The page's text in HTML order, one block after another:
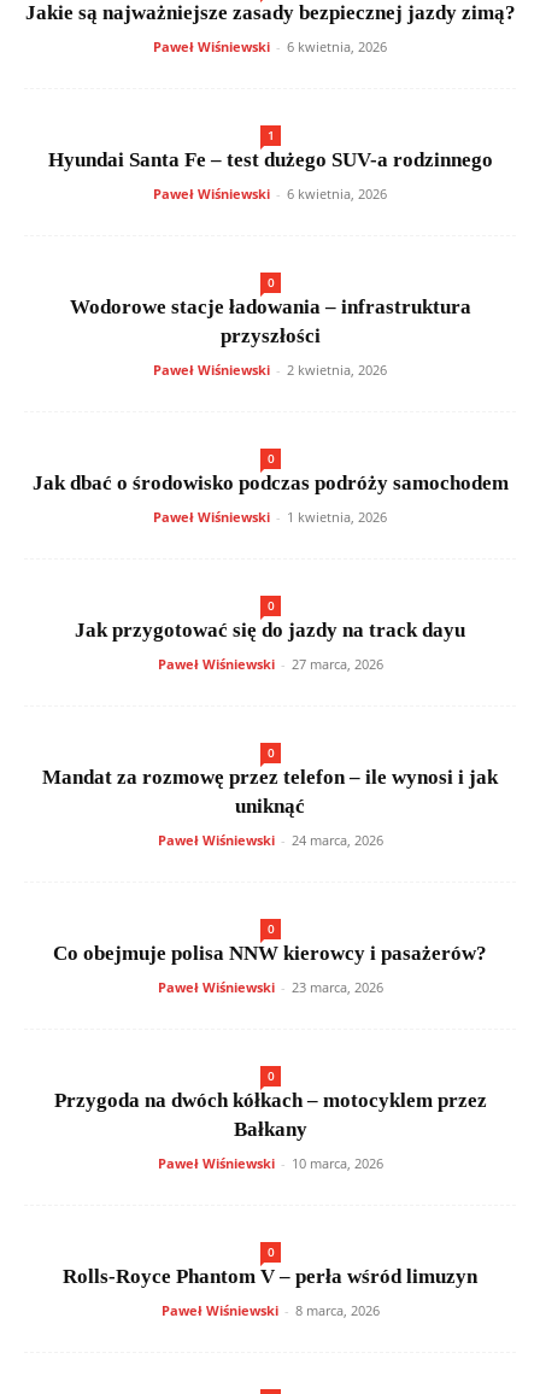
Jakie są najważniejsze zasady bezpiecznej jazdy zimą?
Paweł Wiśniewski - 6 kwietnia, 2026
1
Hyundai Santa Fe – test dużego SUV-a rodzinnego
Paweł Wiśniewski - 6 kwietnia, 2026
0
Wodorowe stacje ładowania – infrastruktura
przyszłości
Paweł Wiśniewski - 2 kwietnia, 2026
0
Jak dbać o środowisko podczas podróży samochodem
Paweł Wiśniewski - 1 kwietnia, 2026
0
Jak przygotować się do jazdy na track dayu
Paweł Wiśniewski - 27 marca, 2026
0
Mandat za rozmowę przez telefon – ile wynosi i jak
uniknąć
Paweł Wiśniewski - 24 marca, 2026
0
Co obejmuje polisa NNW kierowcy i pasażerów?
Paweł Wiśniewski - 23 marca, 2026
0
Przygoda na dwóch kółkach – motocyklem przez
Bałkany
Paweł Wiśniewski - 10 marca, 2026
0
Rolls-Royce Phantom V – perła wśród limuzyn
Paweł Wiśniewski - 8 marca, 2026